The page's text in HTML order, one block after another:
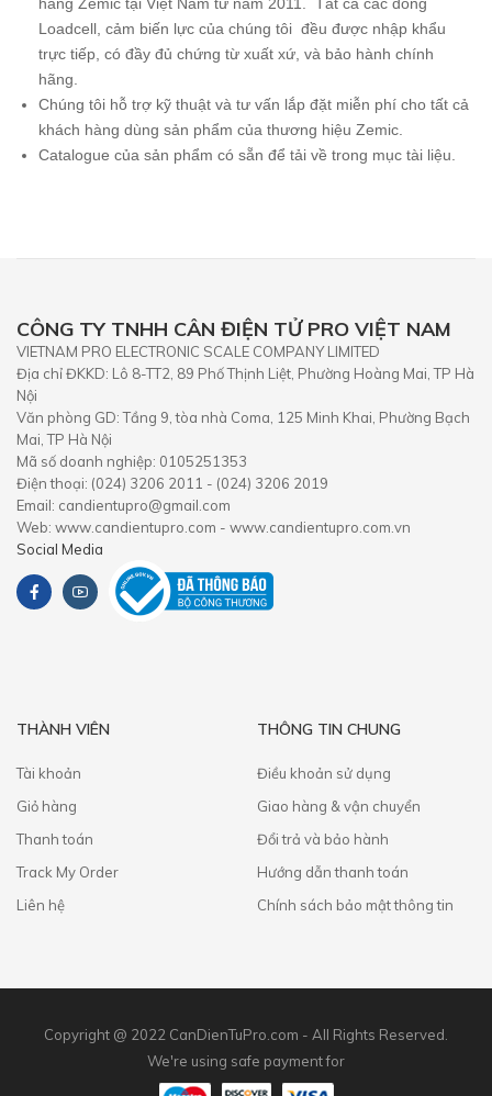
hãng Zemic tại Việt Nam từ năm 2011. Tất cả các dòng
Loadcell, cảm biến lực của chúng tôi đều được nhập khẩu
trực tiếp, có đầy đủ chứng từ xuất xứ, và bảo hành chính
hãng.
Chúng tôi hỗ trợ kỹ thuật và tư vấn lắp đặt miễn phí cho tất cả
khách hàng dùng sản phẩm của thương hiệu Zemic.
Catalogue của sản phẩm có sẵn để tải về trong mục tài liệu.
CÔNG TY TNHH CÂN ĐIỆN TỬ PRO VIỆT NAM
VIETNAM PRO ELECTRONIC SCALE COMPANY LIMITED
Địa chỉ ĐKKD: Lô 8-TT2, 89 Phố Thịnh Liệt, Phường Hoàng Mai, TP Hà
Nội
Văn phòng GD: Tầng 9, tòa nhà Coma, 125 Minh Khai, Phường Bạch
Mai, TP Hà Nội
Mã số doanh nghiệp: 0105251353
Điện thoại: (024) 3206 2011 - (024) 3206 2019
Email: candientupro@gmail.com
Web: www.candientupro.com - www.candientupro.com.vn
Social Media
THÀNH VIÊN
Tài khoản
Giỏ hàng
Thanh toán
Track My Order
Liên hệ
THÔNG TIN CHUNG
Điều khoản sử dụng
Giao hàng & vận chuyển
​Đổi trả và bảo hành
Hướng dẫn thanh toán
Chính sách bảo mật thông tin
Copyright @ 2022 CanDienTuPro.com - All Rights Reserved.
We're using safe payment for